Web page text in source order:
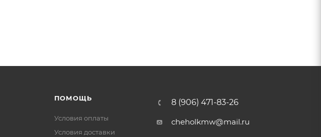
в сплавах).
ПОМОЩЬ
Условия оплаты
Условия доставки
8 (906) 471-83-26
cheholkmw@mail.ru